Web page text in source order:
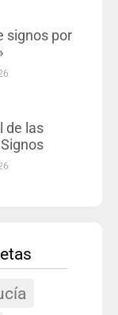
signos por
de las